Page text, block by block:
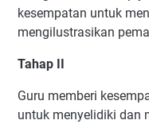
kesempatan untuk
mengilustrasikan
Tahap II
Guru memberi
untuk menyelidiki dan